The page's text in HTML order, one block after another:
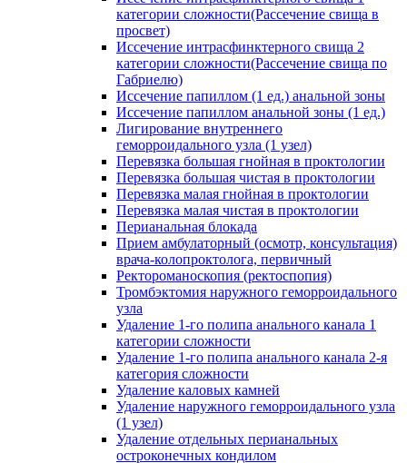
категории сложности(Рассечение свища в
просвет)
Иссечение интрасфинктерного свища 2
категории сложности(Рассечение свища по
Габриелю)
Иссечение папиллом (1 ед.) анальной зоны
Иссечение папиллом анальной зоны (1 ед.)
Лигирование внутреннего
геморроидального узла (1 узел)
Перевязка большая гнойная в проктологии
Перевязка большая чистая в проктологии
Перевязка малая гнойная в проктологии
Перевязка малая чистая в проктологии
Перианальная блокада
Прием амбулаторный (осмотр, консультация)
врача-колопроктолога, первичный
Ректороманоскопия (ректоспопия)
Тромбэктомия наружного геморроидального
узла
Удаление 1-го полипа анального канала 1
категории сложности
Удаление 1-го полипа анального канала 2-я
категория сложности
Удаление каловых камней
Удаление наружного геморроидального узла
(1 узел)
Удаление отдельных перианальных
остроконечных кондилом